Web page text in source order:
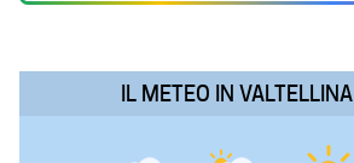
IL METEO IN VALTELLINA